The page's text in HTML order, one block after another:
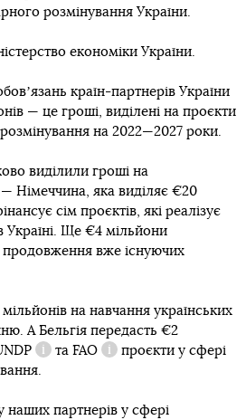
розмінування України.
економіки України.
країн-партнерів України
— це гроші, виділені на проєкти
на 2022—2027 роки.
виділили гроші на
Німеччина, яка виділяє €20
сім проєктів, які реалізує
Україні. Ще €4 мільйони
продовження вже існуючих
на навчання українських
А Бельгія передасть €2
Довідка
та FAO
Довідка
проєкти у сфері
партнерів у сфері